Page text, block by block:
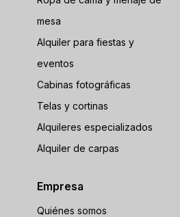
mesa
Alquiler para fiestas y
eventos
Cabinas fotográficas
Telas y cortinas
Alquileres especializados
Alquiler de carpas
Empresa
Quiénes somos